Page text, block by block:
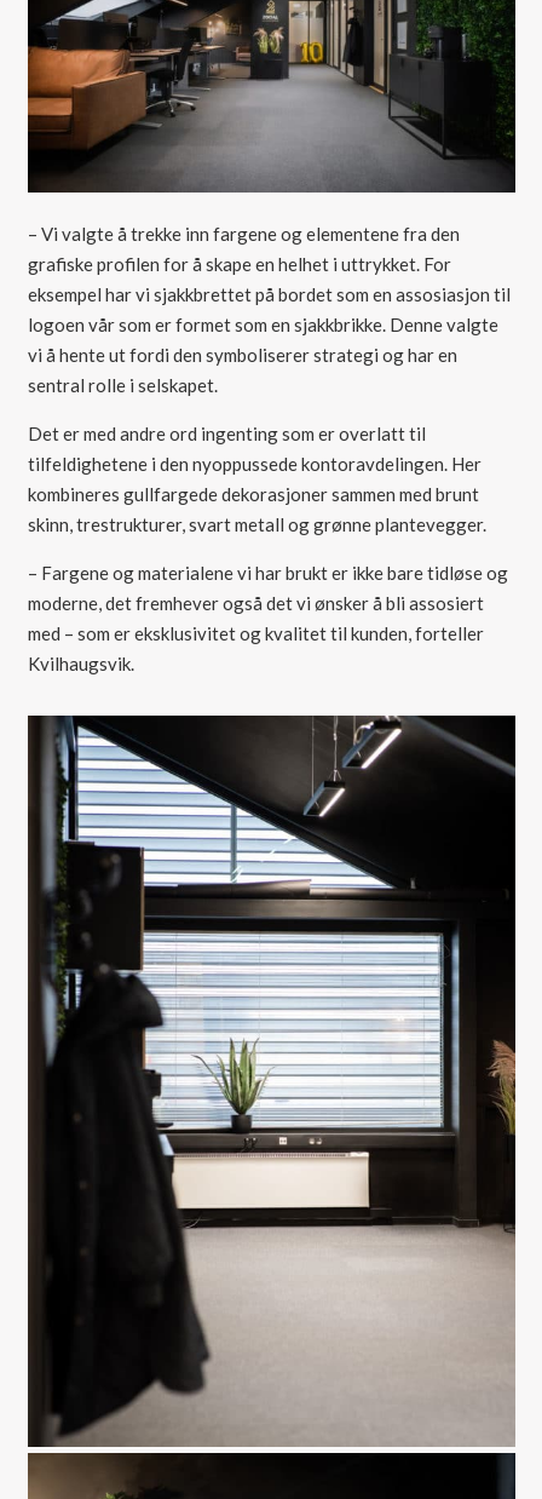
– Vi valgte å trekke inn fargene og elementene fra den
grafiske profilen for å skape en helhet i uttrykket. For
eksempel har vi sjakkbrettet på bordet som en assosiasjon til
logoen vår som er formet som en sjakkbrikke. Denne valgte
vi å hente ut fordi den symboliserer strategi og har en
sentral rolle i selskapet.
Det er med andre ord ingenting som er overlatt til
tilfeldighetene i den nyoppussede kontoravdelingen. Her
kombineres gullfargede dekorasjoner sammen med brunt
skinn, trestrukturer, svart metall og grønne plantevegger.
– Fargene og materialene vi har brukt er ikke bare tidløse og
moderne, det fremhever også det vi ønsker å bli assosiert
med – som er eksklusivitet og kvalitet til kunden, forteller
Kvilhaugsvik.